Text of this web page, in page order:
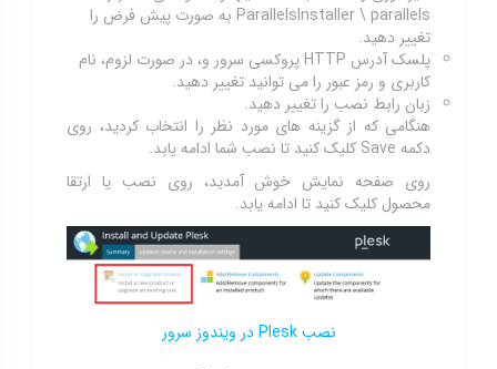
ParallelsInstaller \ parallels به صورت پیش فرض را
تغییر دهید.
پلسک آدرس HTTP پروکسی سرور و، در صورت لزوم، نام
کاربری و رمز عبور را می توانید تغییر دهید.
زبان رابط نصب را تغییر دهید.
هنگامی که از گزینه های مورد نظر را انتخاب کردید، روی
دکمه Save کلیک کنید تا نصب شما ادامه یابد.
روی صفحه نمایش خوش آمدید، روی نصب یا ارتقا
محصول کلیک کنید تا ادامه یابد.
نصب Plesk در ویندوز سرور